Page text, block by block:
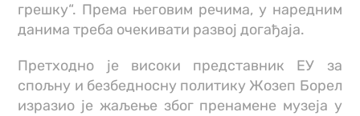
грешку“. Према његовим речима, у наредним
данима треба очекивати развој догађаја.
Претходно је високи представник ЕУ за
спољну и безбедносну политику Жозеп Борел
изразио је жаљење због пренамене музеја у